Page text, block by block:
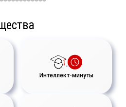
Интеллект-минуты